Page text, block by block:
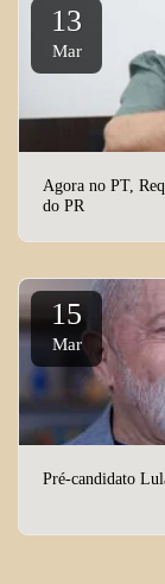
13
Mar
Agora no PT,
do PR
15
Mar
Pré-candidato